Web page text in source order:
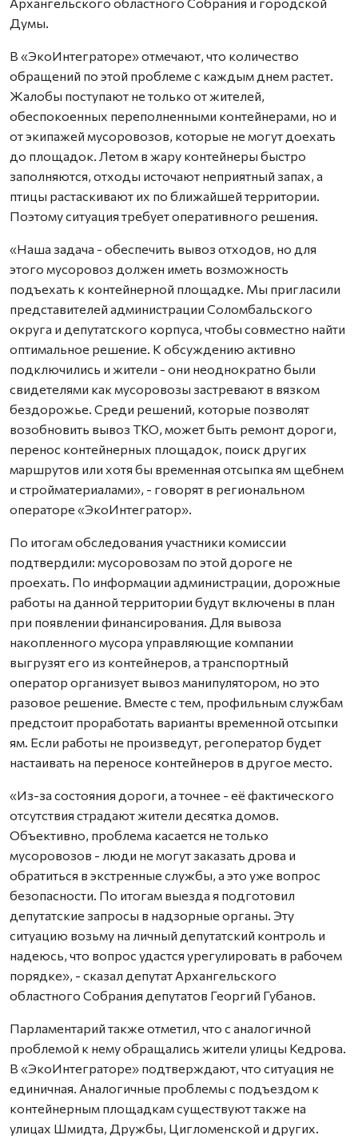
Думы.
В «ЭкоИнтеграторе» отмечают, что количество
обращений по этой проблеме с каждым днем растет.
Жалобы поступают не только от жителей,
обеспокоенных переполненными контейнерами, но и
от экипажей мусоровозов, которые не могут доехать
до площадок. Летом в жару контейнеры быстро
заполняются, отходы источают неприятный запах, а
птицы растаскивают их по ближайшей территории.
Поэтому ситуация требует оперативного решения.
«Наша задача - обеспечить вывоз отходов, но для
этого мусоровоз должен иметь возможность
подъехать к контейнерной площадке. Мы пригласили
представителей администрации Соломбальского
округа и депутатского корпуса, чтобы совместно найти
оптимальное решение. К обсуждению активно
подключились и жители - они неоднократно были
свидетелями как мусоровозы застревают в вязком
бездорожье. Среди решений, которые позволят
возобновить вывоз ТКО, может быть ремонт дороги,
перенос контейнерных площадок, поиск других
маршрутов или хотя бы временная отсыпка ям щебнем
и стройматериалами», - говорят в региональном
операторе «ЭкоИнтегратор».
По итогам обследования участники комиссии
подтвердили: мусоровозам по этой дороге не
проехать. По информации администрации, дорожные
работы на данной территории будут включены в план
при появлении финансирования. Для вывоза
накопленного мусора управляющие компании
выгрузят его из контейнеров, а транспортный
оператор организует вывоз манипулятором, но это
разовое решение. Вместе с тем, профильным службам
предстоит проработать варианты временной отсыпки
ям. Если работы не произведут, регоператор будет
настаивать на переносе контейнеров в другое место.
«Из-за состояния дороги, а точнее - её фактического
отсутствия страдают жители десятка домов.
Объективно, проблема касается не только
мусоровозов - люди не могут заказать дрова и
обратиться в экстренные службы, а это уже вопрос
безопасности. По итогам выезда я подготовил
депутатские запросы в надзорные органы. Эту
ситуацию возьму на личный депутатский контроль и
надеюсь, что вопрос удастся урегулировать в рабочем
порядке», - сказал депутат Архангельского
областного Собрания депутатов Георгий Губанов.
Парламентарий также отметил, что с аналогичной
проблемой к нему обращались жители улицы Кедрова.
В «ЭкоИнтеграторе» подтверждают, что ситуация не
единичная. Аналогичные проблемы с подъездом к
контейнерным площадкам существуют также на
улицах Шмидта, Дружбы, Цигломенской и других.